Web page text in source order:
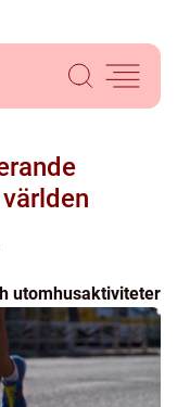
utomhusaktiviteter